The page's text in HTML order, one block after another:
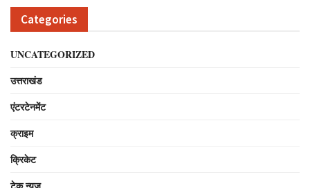
Categories
UNCATEGORIZED
उत्तराखंड
एंटरटेनमेंट
क्राइम
क्रिकेट